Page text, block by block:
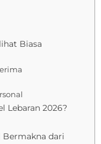
Biasa
Lebaran 2026?
Bermakna dari